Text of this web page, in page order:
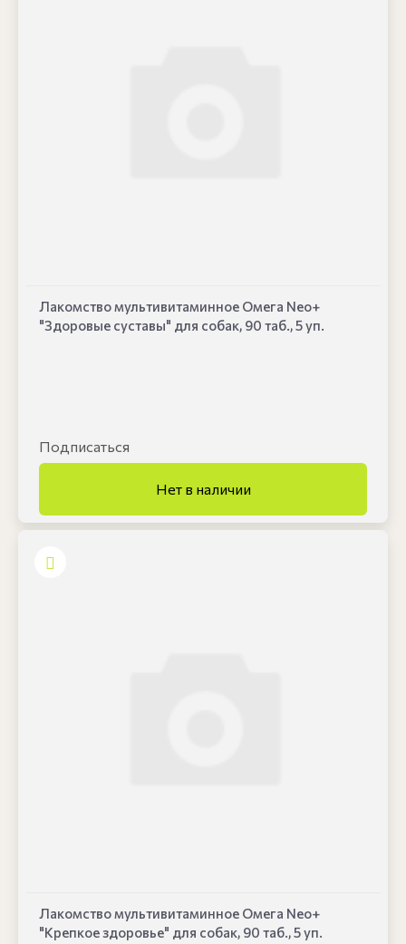
Лакомство мультивитаминное Омега Neo+
"Здоровые суставы" для собак, 90 таб., 5 уп.
Подписаться
Лакомство мультивитаминное Омега Neo+
"Крепкое здоровье" для собак, 90 таб., 5 уп.